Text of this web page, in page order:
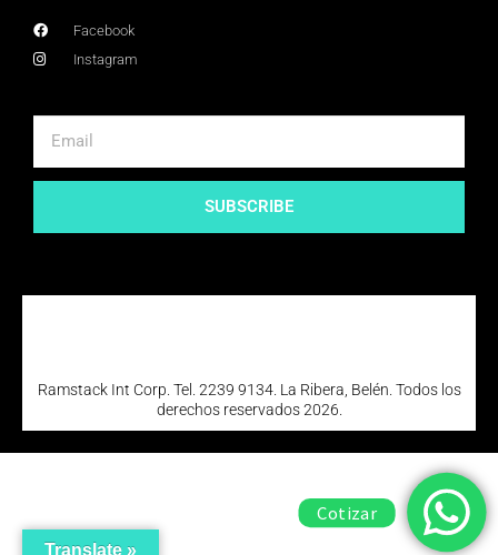
Facebook
Instagram
SUBSCRIBE
Ramstack Int Corp. Tel. 2239 9134. La Ribera, Belén. Todos los
derechos reservados 2026.
Translate »
Cotizar